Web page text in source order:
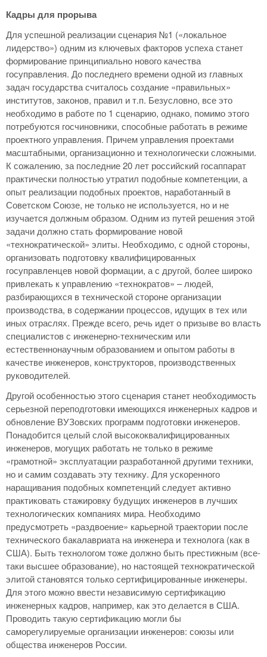
Кадры для прорыва
Для успешной реализации сценария №1 («локальное
лидерство») одним из ключевых факторов успеха станет
формирование принципиально нового качества
госуправления. До последнего времени одной из главных
задач государства считалось создание «правильных»
институтов, законов, правил и т.п. Безусловно, все это
необходимо в работе по 1 сценарию, однако, помимо этого
потребуются госчиновники, способные работать в режиме
проектного управления. Причем управления проектами
масштабными, организационно и технологически сложными.
К сожалению, за последние 20 лет российский госаппарат
практически полностью утратил подобные компетенции, а
опыт реализации подобных проектов, наработанный в
Советском Союзе, не только не используется, но и не
изучается должным образом. Одним из путей решения этой
задачи должно стать формирование новой
«технократической» элиты. Необходимо, с одной стороны,
организовать подготовку квалифицированных
госуправленцев новой формации, а с другой, более широко
привлекать к управлению «технократов» – людей,
разбирающихся в технической стороне организации
производства, в содержании процессов, идущих в тех или
иных отраслях. Прежде всего, речь идет о призыве во власть
специалистов с инженерно-техническим или
естественнонаучным образованием и опытом работы в
качестве инженеров, конструкторов, производственных
руководителей.
Другой особенностью этого сценария станет необходимость
серьезной переподготовки имеющихся инженерных кадров и
обновление ВУЗовских программ подготовки инженеров.
Понадобится целый слой высококвалифицированных
инженеров, могущих работать не только в режиме
«грамотной» эксплуатации разработанной другими техники,
но и самим создавать эту технику. Для ускоренного
наращивания подобных компетенций следует активно
практиковать стажировку будущих инженеров в лучших
технологических компаниях мира. Необходимо
предусмотреть «раздвоение» карьерной траектории после
технического бакалавриата на инженера и технолога (как в
США). Быть технологом тоже должно быть престижным (все-
таки высшее образование), но настоящей технократической
элитой становятся только сертифицированные инженеры.
Для этого можно ввести независимую сертификацию
инженерных кадров, например, как это делается в США.
Проводить такую сертификацию могли бы
саморегулируемые организации инженеров: союзы или
общества инженеров России.